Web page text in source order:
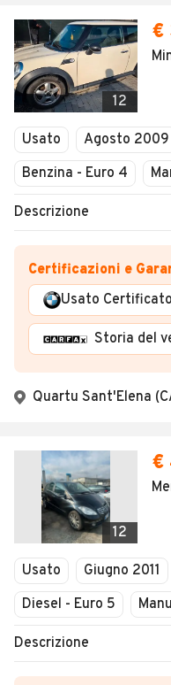
12
€
Usato Agosto 2009
Benzina - Euro 4
Descrizione
Certificazioni e
Usato Certificato
Storia del
Quartu Sant'Elena
12
€
Usato Giugno 2011
Diesel - Euro 5
Descrizione